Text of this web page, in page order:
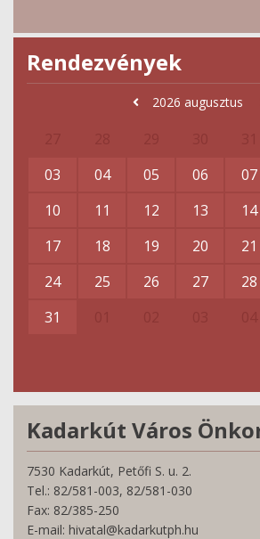
Rendezvények
2026 augusztus
03
04 05 06 07
10
11 12 13 14
17
18 19 20 21
24
25 26 27 28
31
Kadarkút Város
7530 Kadarkút, Petőfi S. u. 2.
Tel.: 82/581-003, 82/581-030
Fax: 82/385-250
E-mail: hivatal@kadarkutph.hu